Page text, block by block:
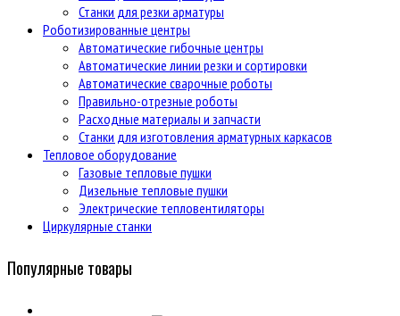
Станки для резки арматуры
Роботизированные центры
Автоматические гибочные центры
Автоматические линии резки и сортировки
Автоматические сварочные роботы
Правильно-отрезные роботы
Расходные материалы и запчасти
Станки для изготовления арматурных каркасов
Тепловое оборудование
Газовые тепловые пушки
Дизельные тепловые пушки
Электрические тепловентиляторы
Циркулярные станки
Популярные товары